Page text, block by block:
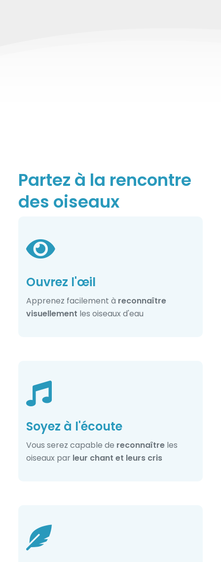
Partez à la rencontre
des oiseaux
Ouvrez l'œil
Apprenez facilement à reconnaître
visuellement les oiseaux d'eau
Soyez à l'écoute
Vous serez capable de reconnaître les
oiseaux par leur chant et leurs cris